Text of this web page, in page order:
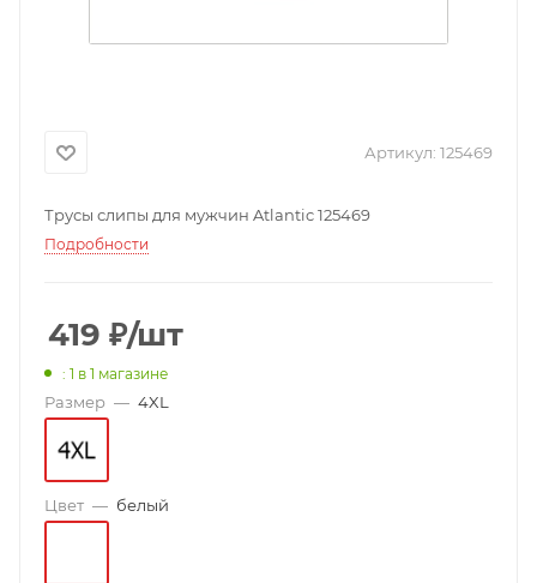
Артикул: 125469
Трусы слипы для мужчин Atlantic 125469
Подробности
419 ₽/шт
: 1 в 1 магазине
Размер — 4XL
Цвет — белый